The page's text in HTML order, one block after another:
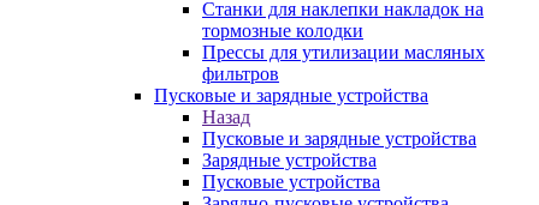
Станки для наклепки накладок на
тормозные колодки
Прессы для утилизации масляных
фильтров
Пусковые и зарядные устройства
Назад
Пусковые и зарядные устройства
Зарядные устройства
Пусковые устройства